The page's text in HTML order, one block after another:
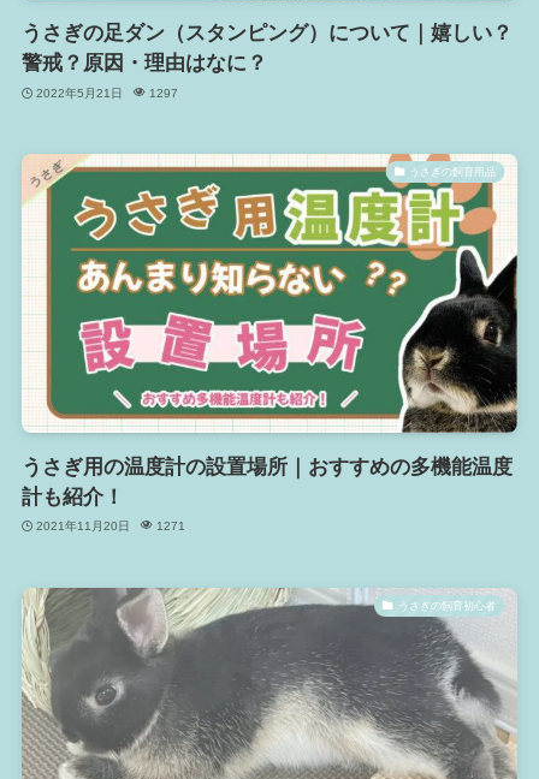
うさぎの足ダン（スタンピング）について｜嬉しい？
警戒？原因・理由はなに？
2022年5月21日 1297
うさぎの飼育用品
うさぎ用の温度計の設置場所｜おすすめの多機能温度
計も紹介！
2021年11月20日 1271
うさぎの飼育初心者